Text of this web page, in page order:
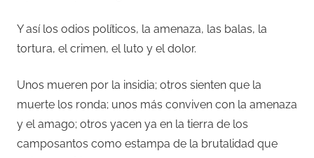
Y así los odios políticos, la amenaza, las balas, la
tortura, el crimen, el luto y el dolor.
Unos mueren por la insidia; otros sienten que la
muerte los ronda; unos más conviven con la amenaza
y el amago; otros yacen ya en la tierra de los
camposantos como estampa de la brutalidad que